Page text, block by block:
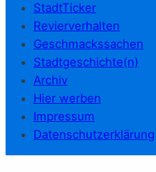
StadtTicker
Revierverhalten
Geschmackssachen
Stadtgeschichte(n)
Archiv
Hier werben
Impressum
Datenschutzerklärung